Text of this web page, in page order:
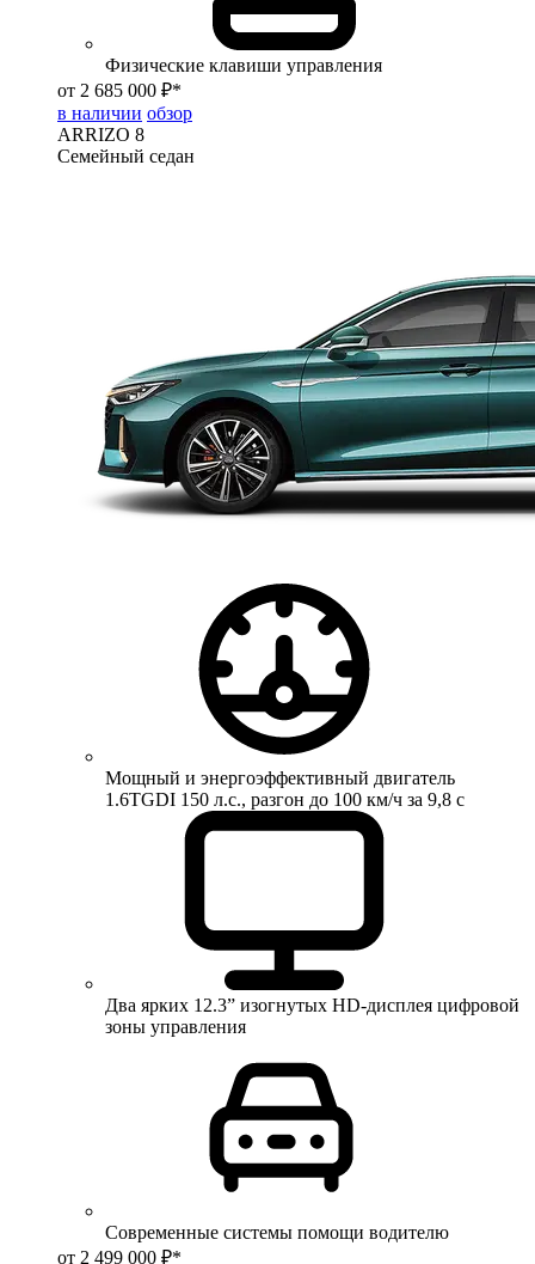
Физические клавиши управления
от 2 685 000 ₽*
в наличии обзор
ARRIZO 8
Семейный седан
Мощный и энергоэффективный двигатель
1.6TGDI 150 л.с., разгон до 100 км/ч за 9,8 с
Два ярких 12.3” изогнутых HD-дисплея цифровой
зоны управления
Современные системы помощи водителю
от 2 499 000 ₽*